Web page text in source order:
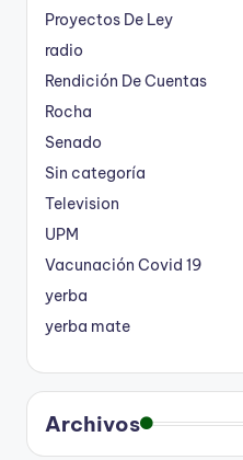
Proyectos De Ley
radio
Rendición De Cuentas
Rocha
Senado
Sin categoría
Television
UPM
Vacunación Covid 19
yerba
yerba mate
Archivos